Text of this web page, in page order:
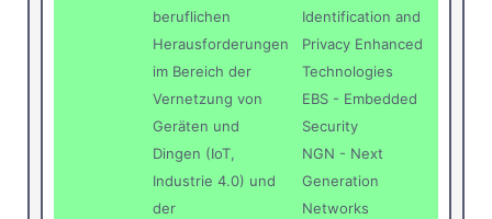
beruflichen
Herausforderungen
im Bereich der
Vernetzung von
Geräten und
Dingen (IoT,
Industrie 4.0) und
der
Identification and
Privacy Enhanced
Technologies
EBS - Embedded
Security
NGN - Next
Generation
Networks